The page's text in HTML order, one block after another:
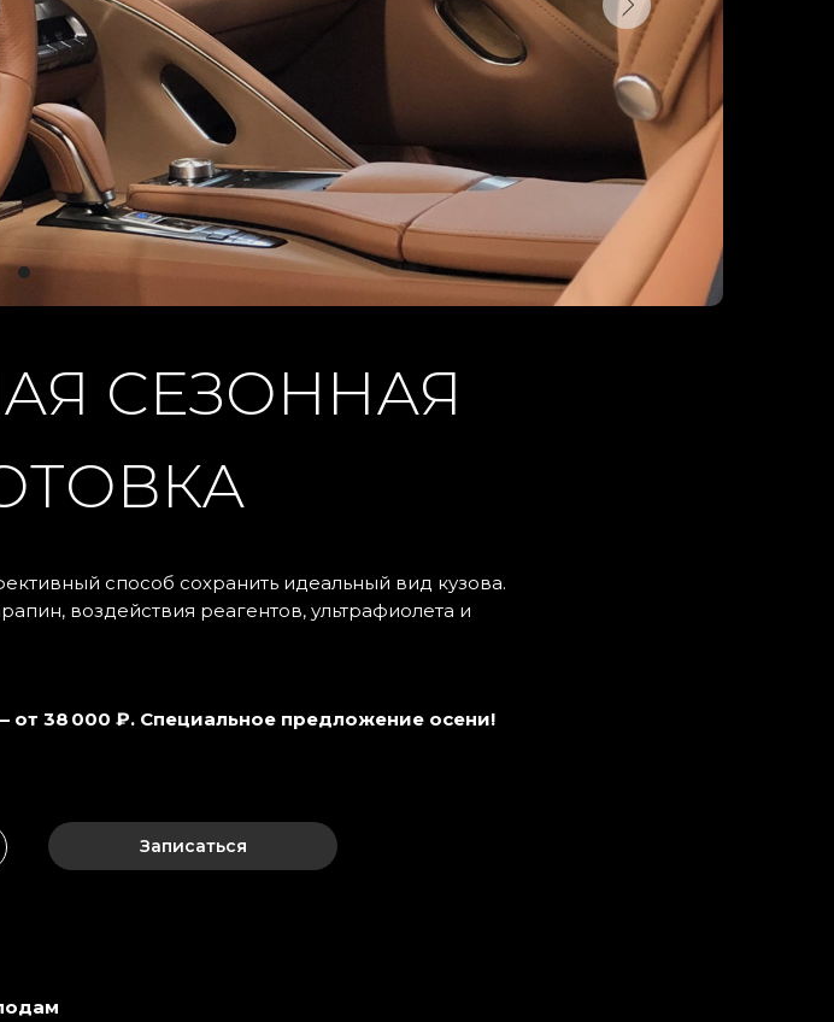
СЕЗОННАЯ
Записаться
от 38 000 ₽. Специальное предложение осени!
способ сохранить идеальный вид кузова.
воздействия реагентов, ультрафиолета и